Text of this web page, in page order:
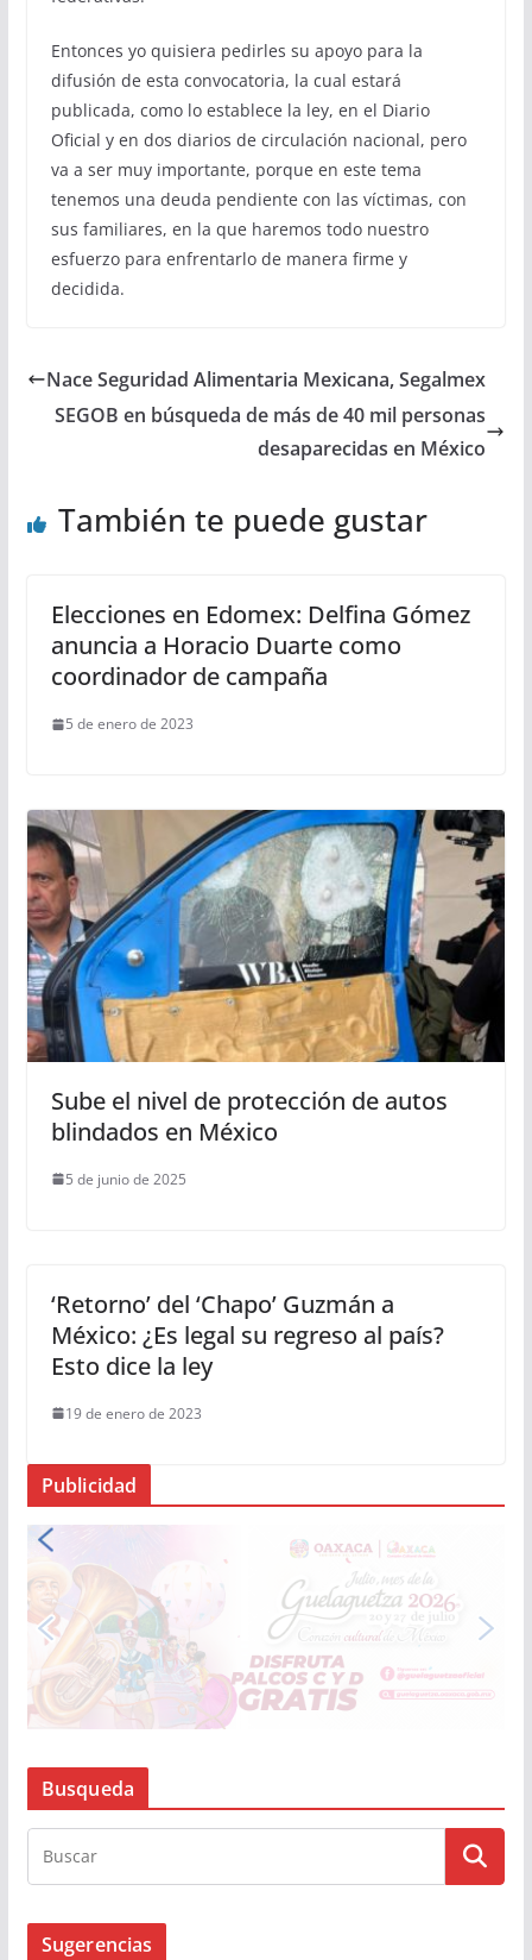
Entonces yo quisiera pedirles su apoyo para la
difusión de esta convocatoria, la cual estará
publicada, como lo establece la ley, en el Diario
Oficial y en dos diarios de circulación nacional, pero
va a ser muy importante, porque en este tema
tenemos una deuda pendiente con las víctimas, con
sus familiares, en la que haremos todo nuestro
esfuerzo para enfrentarlo de manera firme y
decidida.
Nace Seguridad Alimentaria Mexicana, Segalmex
SEGOB en búsqueda de más de 40 mil personas
desaparecidas en México
También te puede gustar
Elecciones en Edomex: Delfina Gómez
anuncia a Horacio Duarte como
coordinador de campaña
5 de enero de 2023
Sube el nivel de protección de autos
blindados en México
5 de junio de 2025
‘Retorno’ del ‘Chapo’ Guzmán a
México: ¿Es legal su regreso al país?
Esto dice la ley
19 de enero de 2023
Publicidad
Busqueda
Sugerencias